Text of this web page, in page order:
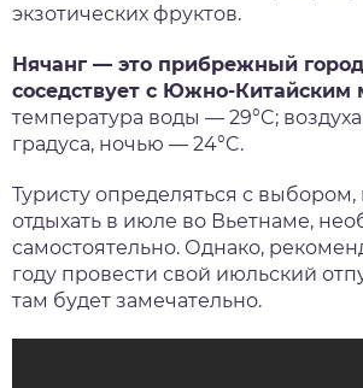
экзотических фруктов.
Нячанг — это прибрежный
соседствует с Южно-Китайским
температура воды — 29°C;
градуса, ночью — 24°C.
Туристу определяться с выбором,
отдыхать в июле во Вьетнаме,
самостоятельно. Однако,
году провести свой июльский
там будет замечательно.